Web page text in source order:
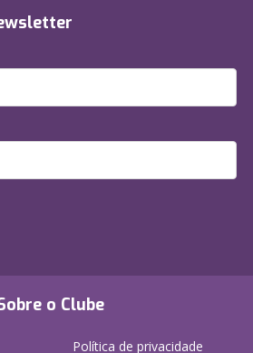
o Clube
Política de privacidade